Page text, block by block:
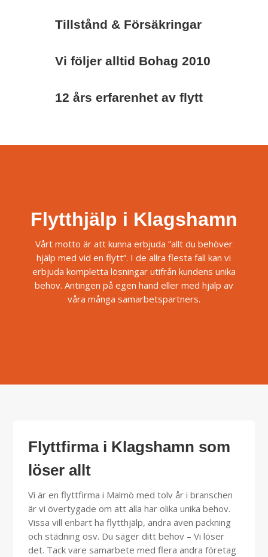
Tillstånd & Försäkringar
Vi följer alltid Bohag 2010
12 års erfarenhet av flytt
Flytthjälp i Klagshamn
Vårt motto är att kunna erbjuda ”allt du behöver
hjälp med vid en flytt”. I de allra flesta fall kan vi
erbjuda kompletta lösningar utifrån kundens unika
behov. Antingen på egen hand eller med hjälp av
våra många samarbetspartners.
Flyttfirma i Klagshamn som
löser allt
Vi är en flyttfirma i Malmö med tolv år i branschen
är vi övertygade om att alla har olika unika behov.
Vissa vill enbart ha flytthjälp, andra även packning
och städning osv. Du säger ditt behov – Vi löser
det. Tack vare samarbete med flera andra företag